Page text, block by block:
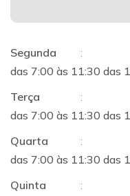
Segunda
:
das 7:00 às 11:30 das
Terça
:
das 7:00 às 11:30 das
Quarta
:
das 7:00 às 11:30 das
Quinta
: